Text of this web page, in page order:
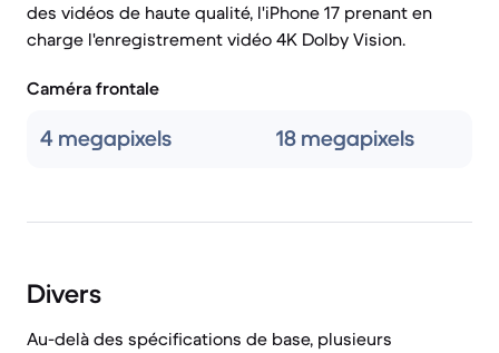
des vidéos de haute qualité, l'iPhone 17 prenant en
charge l'enregistrement vidéo 4K Dolby Vision.
Caméra frontale
4 megapixels 18 megapixels
Divers
Au-delà des spécifications de base, plusieurs